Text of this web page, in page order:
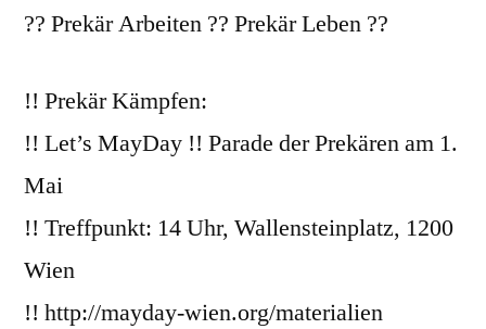
?? Prekär Arbeiten ?? Prekär Leben ??
!! Prekär Kämpfen:
!! Let’s MayDay !! Parade der Prekären am 1.
Mai
!! Treffpunkt: 14 Uhr, Wallensteinplatz, 1200
Wien
!! http://mayday-wien.org/materialien